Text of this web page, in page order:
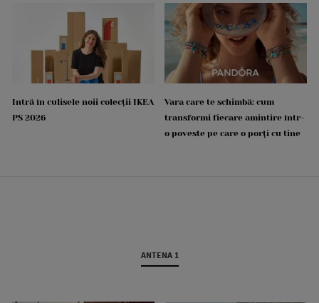
Intră în culisele noii colecții IKEA
PS 2026
Vara care te schimbă: cum
transformi fiecare amintire într-
o poveste pe care o porți cu tine
ANTENA 1